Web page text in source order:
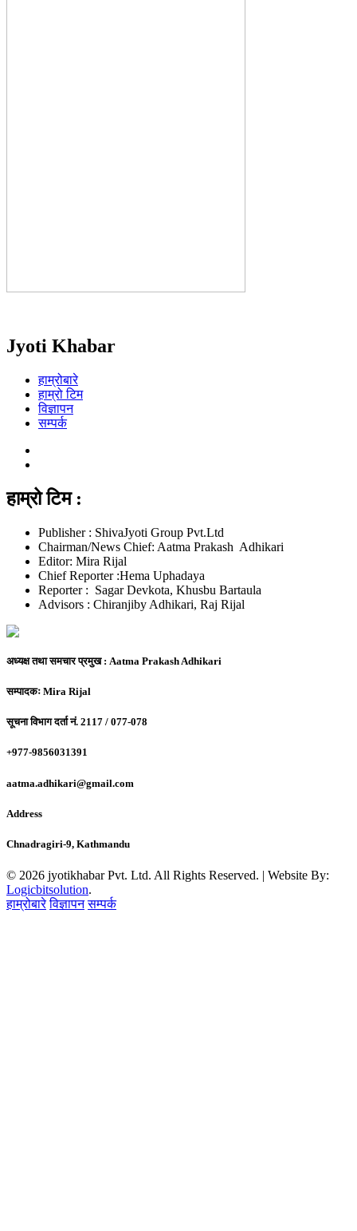
Jyoti Khabar
हाम्रोबारे
हाम्रो टिम
विज्ञापन
सम्पर्क
हाम्रो टिम :
Publisher : ShivaJyoti Group Pvt.Ltd
Chairman/News Chief: Aatma Prakash Adhikari
Editor: Mira Rijal
Chief Reporter :Hema Uphadaya
Reporter : Sagar Devkota, Khusbu Bartaula
Advisors : Chiranjiby Adhikari, Raj Rijal
अध्यक्ष तथा समचार प्रमुख : Aatma Prakash Adhikari
सम्पादकः Mira Rijal
सूचना विभाग दर्ता नं. 2117 / 077-078
+977-9856031391
aatma.adhikari@gmail.com
Address
Chnadragiri-9, Kathmandu
© 2026 jyotikhabar Pvt. Ltd. All Rights Reserved. | Website By:
Logicbitsolution.
हाम्रोबारे विज्ञापन सम्पर्क